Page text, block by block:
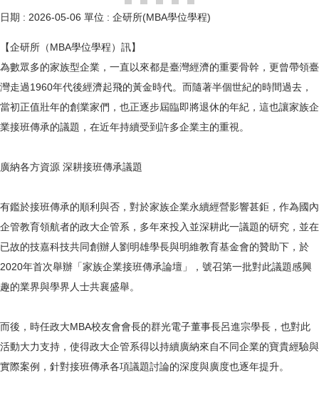
日期 : 2026-05-06 單位 : 企研所(MBA學位學程)
【企研所（MBA學位學程）訊】
為數眾多的家族型企業，一直以來都是臺灣經濟的重要骨幹，更曾帶領臺
灣走過1960年代後經濟起飛的黃金時代。而隨著半個世紀的時間過去，
當初正值壯年的創業家們，也正逐步屆臨即將退休的年紀，這也讓家族企
業接班傳承的議題，在近年持續受到許多企業主的重視。
廣納各方資源 深耕接班傳承議題
有鑑於接班傳承的順利與否，對於家族企業永續經營影響甚鉅，作為國內
企管教育領航者的政大企管系，多年來投入並深耕此一議題的研究，並在
已故的技嘉科技共同創辦人劉明雄學長與明維教育基金會的贊助下，於
2020年首次舉辦「家族企業接班傳承論壇」，號召第一批對此議題感興
趣的業界與學界人士共襄盛舉。
而後，時任政大MBA校友會會長的群光電子董事長呂進宗學長，也對此
活動大力支持，使得政大企管系得以持續廣納來自不同企業的寶貴經驗與
實際案例，針對接班傳承各項議題討論的深度與廣度也逐年提升。